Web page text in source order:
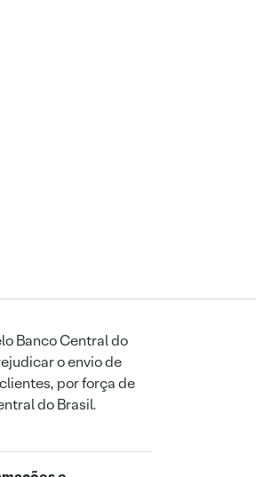
Banco Central do
o envio de
por força de
do Brasil.